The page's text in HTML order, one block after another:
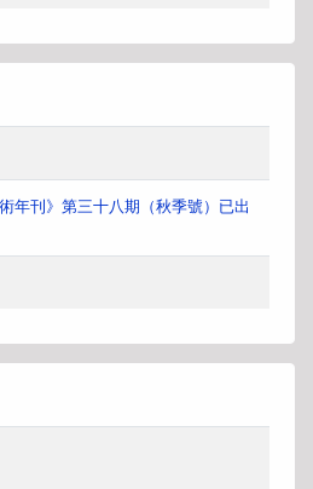
術年刊》第三十八期（秋季號）已出